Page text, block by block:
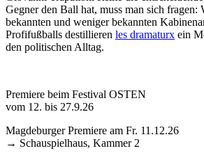
Gegner den Ball hat, muss man sich fragen:
bekannten und weniger bekannten
Profifußballs destillieren les dramaturx ein
den politischen Alltag.
Premiere beim Festival OSTEN
vom 12. bis 27.9.26
Magdeburger Premiere am Fr. 11.12.26
→ Schauspielhaus, Kammer 2